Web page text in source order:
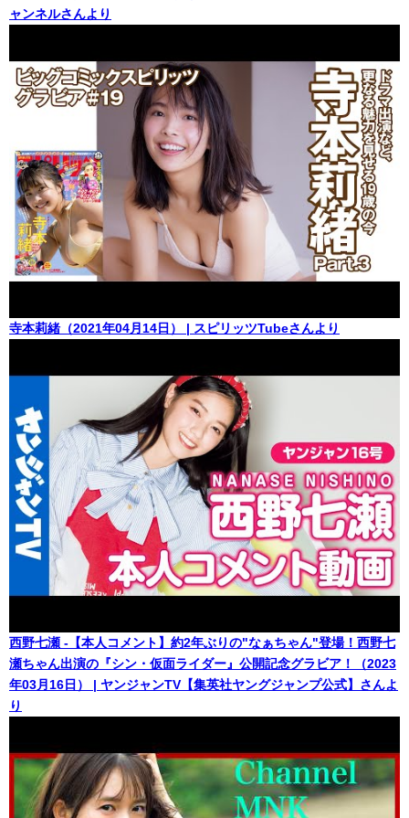
ャンネルさんより
寺本莉緒（2021年04月14日） | スピリッツTubeさんより
西野七瀬 -【本人コメント】約2年ぶりの"なぁちゃん"登場！西野七
瀬ちゃん出演の『シン・仮面ライダー』公開記念グラビア！（2023
年03月16日） | ヤンジャンTV【集英社ヤングジャンプ公式】さんよ
り